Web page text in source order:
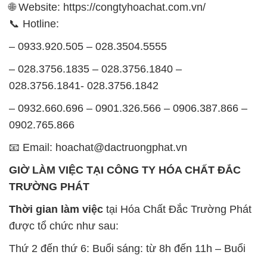
🌐 Website: https://congtyhoachat.com.vn/
📞 Hotline:
– 0933.920.505 – 028.3504.5555
– 028.3756.1835 – 028.3756.1840 –
028.3756.1841- 028.3756.1842
– 0932.660.696 – 0901.326.566 – 0906.387.866 –
0902.765.866
📧 Email: hoachat@dactruongphat.vn
GIỜ LÀM VIỆC TẠI CÔNG TY HÓA CHẤT ĐẮC
TRƯỜNG PHÁT
Thời gian làm việc tại Hóa Chất Đắc Trường Phát
được tổ chức như sau:
Thứ 2 đến thứ 6: Buổi sáng: từ 8h đến 11h – Buổi